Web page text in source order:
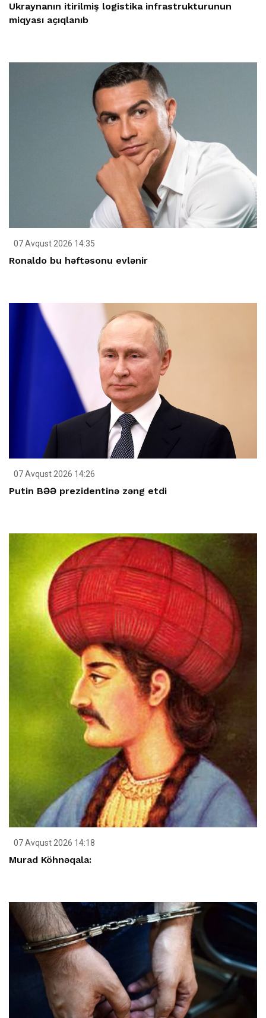
Ukraynanın itirilmiş logistika infrastrukturunun
miqyası açıqlanıb
07 Avqust 2026 14:35
Ronaldo bu həftəsonu evlənir
07 Avqust 2026 14:26
Putin BƏƏ prezidentinə zəng etdi
07 Avqust 2026 14:18
Murad Köhnəqala: